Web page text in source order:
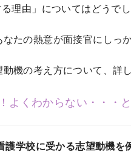
理由」についてはどうで
たの熱意が面接官にしっ
機の考え方について、詳
よくわからない・・・
護学校に受かる志望動機を